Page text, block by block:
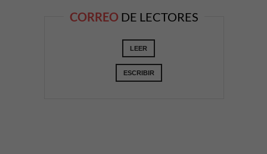
CORREO DE LECTORES
LEER
ESCRIBIR